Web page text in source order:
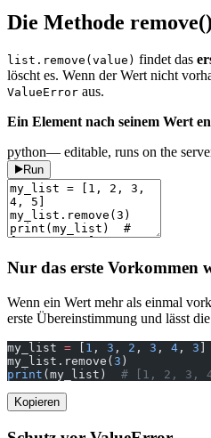
Die Methode remove()
list.remove(value) findet das
löscht es. Wenn der Wert nicht
ValueError aus.
Ein Element nach seinem Wert
python— editable, runs on the
Run
Nur das erste Vorkommen
Wenn ein Wert mehr als einmal
erste Übereinstimmung und lässt
my_list = 1 , 3 , 2 , 3 , 4 , 3
my_list.remove( 3 )
print (my_list) # [1, 2, 3,
Kopieren